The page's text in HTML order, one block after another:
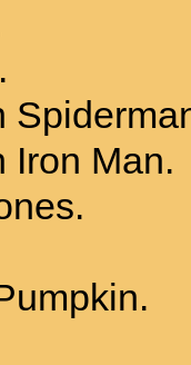
Iron Man.